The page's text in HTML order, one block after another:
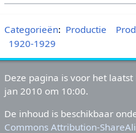
Categorieën: Productie
1920-1929
Deze pagina is voor het
jan 2010 om 10:00.
De inhoud is beschikbaar
Commons Attribution-